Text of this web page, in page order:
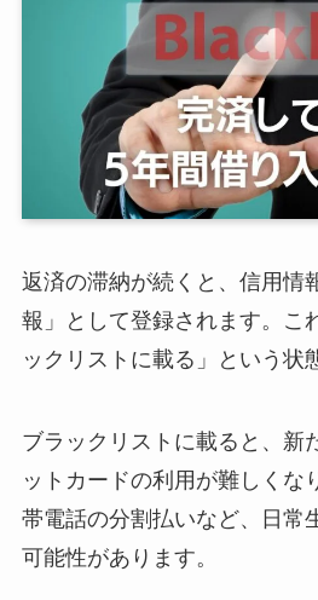
返済の滞納が続くと、信用情
報」として登録されます。こ
ックリストに載る」という状
ブラックリストに載ると、新
ットカードの利用が難しくな
帯電話の分割払いなど、日常
可能性があります。